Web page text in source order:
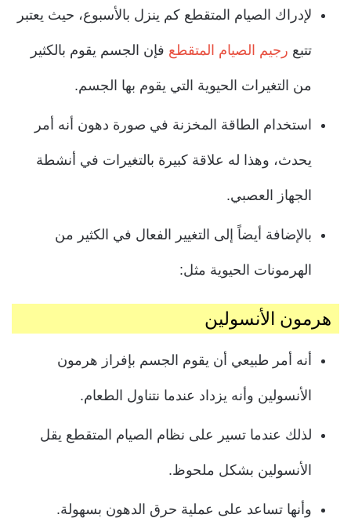
لإدراك الصيام المتقطع كم ينزل بالأسبوع، حيث يعتبر
تتبع رجيم الصيام المتقطع فإن الجسم يقوم بالكثير
من التغيرات الحيوية التي يقوم بها الجسم.
استخدام الطاقة المخزنة في صورة دهون أنه أمر
يحدث، وهذا له علاقة كبيرة بالتغيرات في أنشطة
الجهاز العصبي.
بالإضافة أيضاً إلى التغيير الفعال في الكثير من
الهرمونات الحيوية مثل:
هرمون الأنسولين
أنه أمر طبيعي أن يقوم الجسم بإفراز هرمون
الأنسولين وأنه يزداد عندما نتناول الطعام.
لذلك عندما تسير على نظام الصيام المتقطع يقل ​​
الأنسولين بشكل ملحوظ.
وأنها تساعد على عملية حرق الدهون بسهولة.